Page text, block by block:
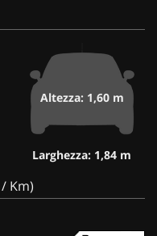
Altezza: 1,60 m
Larghezza: 1,84 m
Km)